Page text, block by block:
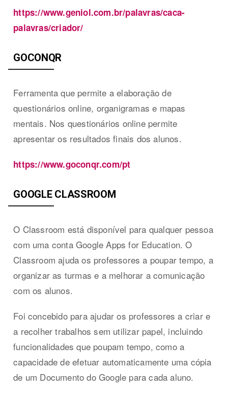
https://www.geniol.com.br/palavras/caca-
palavras/criador/
GOCONQR
Ferramenta que permite a elaboração de
questionários online, organigramas e mapas
mentais. Nos questionários online permite
apresentar os resultados finais dos alunos.
https://www.goconqr.com/pt
GOOGLE CLASSROOM
O Classroom está disponível para qualquer pessoa
com uma conta Google Apps for Education. O
Classroom ajuda os professores a poupar tempo, a
organizar as turmas e a melhorar a comunicação
com os alunos.
Foi concebido para ajudar os professores a criar e
a recolher trabalhos sem utilizar papel, incluindo
funcionalidades que poupam tempo, como a
capacidade de efetuar automaticamente uma cópia
de um Documento do Google para cada aluno.